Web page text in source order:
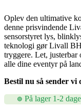
Oplev den ultimative
denne prisvindende
sensorstyret lys,
teknologi gør Livall
tryggere. Let,
alle dine eventyr på
Bestil nu så sender vi
På lager 1-2 dage